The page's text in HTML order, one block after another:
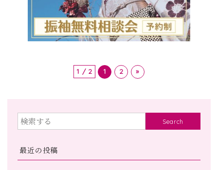
1 / 2 1 2 »
Search
最近の投稿